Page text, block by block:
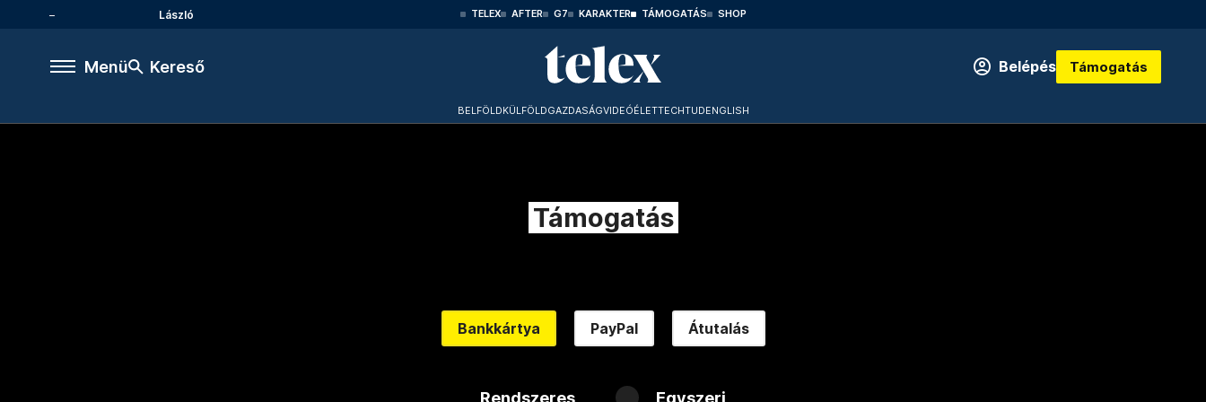
László TELEX AFTER G7 KARAKTER TÁMOGATÁS SHOP
Menü Kereső Belépés Támogatás
BELFÖLDKÜLFÖLDGAZDASÁGVIDEÓÉLETTECHTUDENGLISH
Támogatás
Bankkártya PayPal Átutalás
Rendszeres Egyszeri